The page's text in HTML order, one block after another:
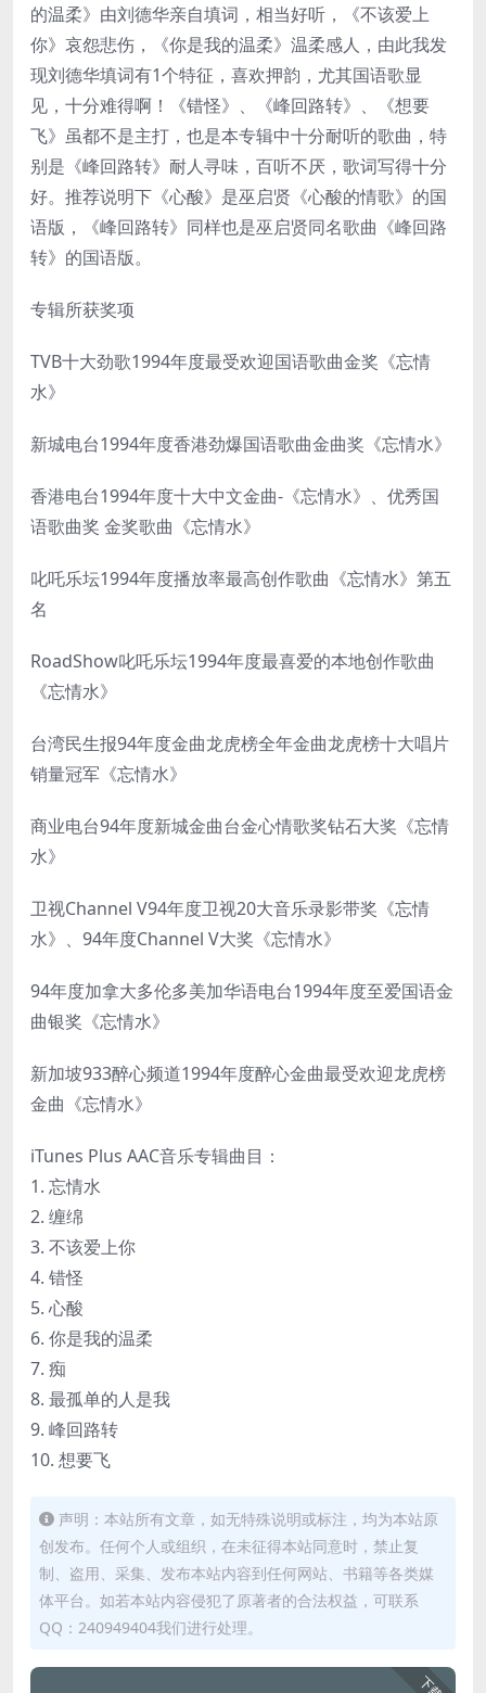
的温柔》由刘德华亲自填词，相当好听，《不该爱上
你》哀怨悲伤，《你是我的温柔》温柔感人，由此我发
现刘德华填词有1个特征，喜欢押韵，尤其国语歌显
见，十分难得啊！《错怪》、《峰回路转》、《想要
飞》虽都不是主打，也是本专辑中十分耐听的歌曲，特
别是《峰回路转》耐人寻味，百听不厌，歌词写得十分
好。推荐说明下《心酸》是巫启贤《心酸的情歌》的国
语版，《峰回路转》同样也是巫启贤同名歌曲《峰回路
转》的国语版。
专辑所获奖项
TVB十大劲歌1994年度最受欢迎国语歌曲金奖《忘情
水》
新城电台1994年度香港劲爆国语歌曲金曲奖《忘情水》
香港电台1994年度十大中文金曲-《忘情水》、优秀国
语歌曲奖 金奖歌曲《忘情水》
叱吒乐坛1994年度播放率最高创作歌曲《忘情水》第五
名
RoadShow叱吒乐坛1994年度最喜爱的本地创作歌曲
《忘情水》
台湾民生报94年度金曲龙虎榜全年金曲龙虎榜十大唱片
销量冠军《忘情水》
商业电台94年度新城金曲台金心情歌奖钻石大奖《忘情
水》
卫视Channel V94年度卫视20大音乐录影带奖《忘情
水》、94年度Channel V大奖《忘情水》
94年度加拿大多伦多美加华语电台1994年度至爱国语金
曲银奖《忘情水》
新加坡933醉心频道1994年度醉心金曲最受欢迎龙虎榜
金曲《忘情水》
iTunes Plus AAC音乐专辑曲目：
1. 忘情水
2. 缠绵
3. 不该爱上你
4. 错怪
5. 心酸
6. 你是我的温柔
7. 痴
8. 最孤单的人是我
9. 峰回路转
10. 想要飞
声明：本站所有文章，如无特殊说明或标注，均为本站原
创发布。任何个人或组织，在未征得本站同意时，禁止复
制、盗用、采集、发布本站内容到任何网站、书籍等各类媒
体平台。如若本站内容侵犯了原著者的合法权益，可联系
QQ：240949404我们进行处理。